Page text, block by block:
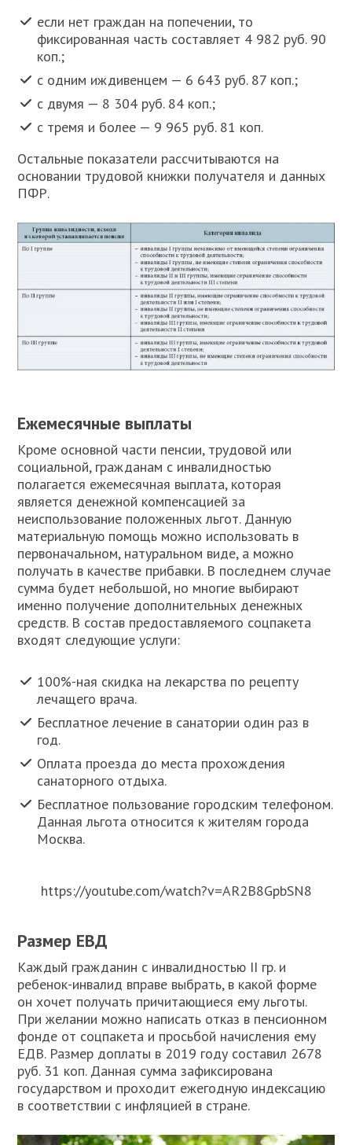
если нет граждан на попечении, то
фиксированная часть составляет 4 982 руб. 90
коп.;
с одним иждивенцем — 6 643 руб. 87 коп.;
с двумя — 8 304 руб. 84 коп.;
с тремя и более — 9 965 руб. 81 коп.
Остальные показатели рассчитываются на
основании трудовой книжки получателя и данных
ПФР.
Ежемесячные выплаты
Кроме основной части пенсии, трудовой или
социальной, гражданам с инвалидностью
полагается ежемесячная выплата, которая
является денежной компенсацией за
неиспользование положенных льгот. Данную
материальную помощь можно использовать в
первоначальном, натуральном виде, а можно
получать в качестве прибавки. В последнем случае
сумма будет небольшой, но многие выбирают
именно получение дополнительных денежных
средств. В состав предоставляемого соцпакета
входят следующие услуги:
100%-ная скидка на лекарства по рецепту
лечащего врача.
Бесплатное лечение в санатории один раз в
год.
Оплата проезда до места прохождения
санаторного отдыха.
Бесплатное пользование городским телефоном.
Данная льгота относится к жителям города
Москва.
https://youtube.com/watch?v=AR2B8GpbSN8
Размер ЕВД
Каждый гражданин с инвалидностью II гр. и
ребенок-инвалид вправе выбрать, в какой форме
он хочет получать причитающиеся ему льготы.
При желании можно написать отказ в пенсионном
фонде от соцпакета и просьбой начисления ему
ЕДВ. Размер доплаты в 2019 году составил 2678
руб. 31 коп. Данная сумма зафиксирована
государством и проходит ежегодную индексацию
в соответствии с инфляцией в стране.